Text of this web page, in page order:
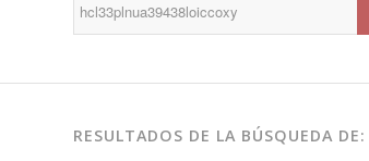
RESULTADOS DE LA BÚSQUEDA